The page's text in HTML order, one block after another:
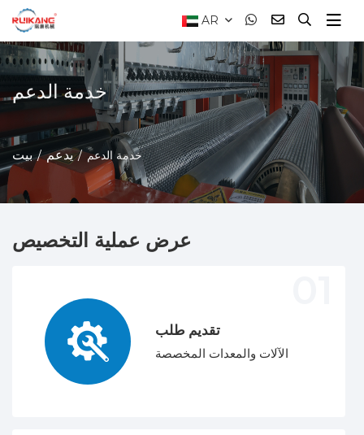
AR
خدمة الدعم
بيت يدعم خدمة الدعم
عرض عملية التخصيص
تقديم طلب
الآلات والمعدات المخصصة